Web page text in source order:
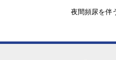
夜間頻尿を伴